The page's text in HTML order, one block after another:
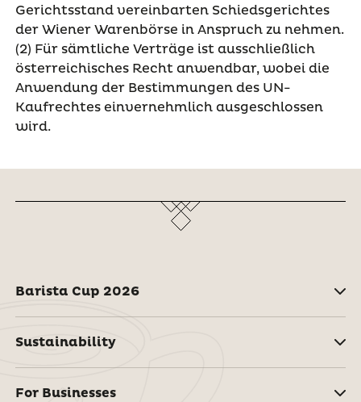
Gerichtsstand vereinbarten Schiedsgerichtes
der Wiener Warenbörse in Anspruch zu nehmen.
(2) Für sämtliche Verträge ist ausschließlich
österreichisches Recht anwendbar, wobei die
Anwendung der Bestimmungen des UN-
Kaufrechtes einvernehmlich ausgeschlossen
wird.
Barista Cup 2026
Sustainability
For Businesses